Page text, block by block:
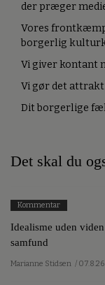
der præger
Vores
borgerlig
Vi giver kontant
Vi gør det
Dit borgerlige
Det skal du
Kommentar
Idealisme uden
samfund
Marianne Stidsen / 07.8.26